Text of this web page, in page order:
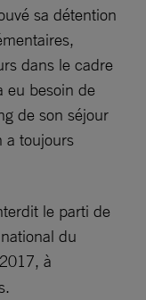
sa détention
dans le cadre
eu besoin de
de son séjour
a toujours
le parti de
du
à